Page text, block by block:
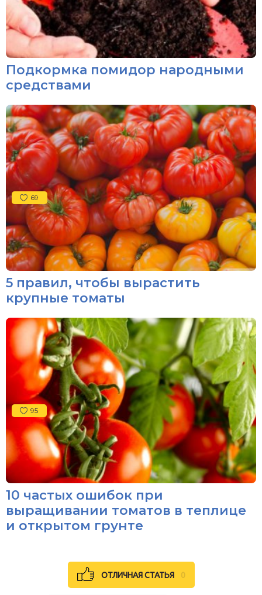
Подкормка помидор народными
средствами
69
5 правил, чтобы вырастить
крупные томаты
95
10 частых ошибок при
выращивании томатов в теплице
и открытом грунте
ОТЛИЧНАЯ СТАТЬЯ 0